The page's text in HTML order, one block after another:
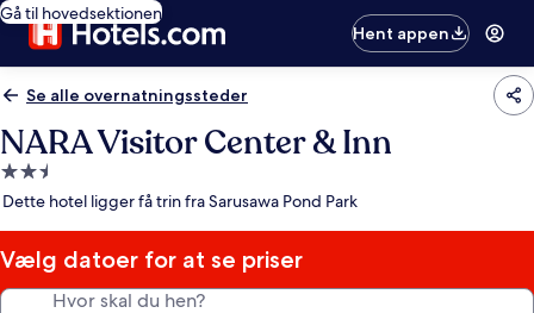
Gå til hovedsektionen
Hent appen
Se alle overnatningssteder
NARA Visitor Center & Inn
2.5-
stjernet
Dette hotel ligger få trin fra Sarusawa Pond Park
Vælg datoer for at se priser
Hvor skal du hen?